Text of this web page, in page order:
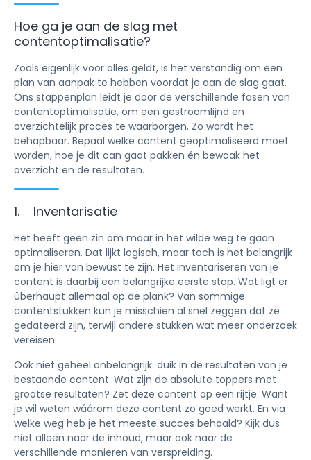
Hoe ga je aan de slag met
contentoptimalisatie?
Zoals eigenlijk voor alles geldt, is het verstandig om een
plan van aanpak te hebben voordat je aan de slag gaat.
Ons stappenplan leidt je door de verschillende fasen van
contentoptimalisatie, om een gestroomlijnd en
overzichtelijk proces te waarborgen. Zo wordt het
behapbaar. Bepaal welke content geoptimaliseerd moet
worden, hoe je dit aan gaat pakken én bewaak het
overzicht en de resultaten.
1. Inventarisatie
Het heeft geen zin om maar in het wilde weg te gaan
optimaliseren. Dat lijkt logisch, maar toch is het belangrijk
om je hier van bewust te zijn. Het inventariseren van je
content is daarbij een belangrijke eerste stap. Wat ligt er
überhaupt allemaal op de plank? Van sommige
contentstukken kun je misschien al snel zeggen dat ze
gedateerd zijn, terwijl andere stukken wat meer onderzoek
vereisen.
Ook niet geheel onbelangrijk: duik in de resultaten van je
bestaande content. Wat zijn de absolute toppers met
grootse resultaten? Zet deze content op een rijtje. Want
je wil weten wáárom deze content zo goed werkt. En via
welke weg heb je het meeste succes behaald? Kijk dus
niet alleen naar de inhoud, maar ook naar de
verschillende manieren van verspreiding.